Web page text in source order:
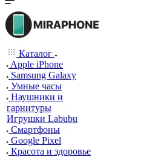
Каталог
Apple iPhone
Samsung Galaxy
Умные часы
Наушники и
гарнитуры
Игрушки Labubu
Смартфоны
Google Pixel
Красота и здоровье